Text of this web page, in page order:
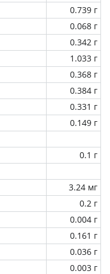
0.739 г
0.068 г
0.342 г
1.033 г
0.368 г
0.384 г
0.331 г
0.149 г
0.1 г
3.24 мг
0.2 г
0.004 г
0.161 г
0.036 г
0.003 г